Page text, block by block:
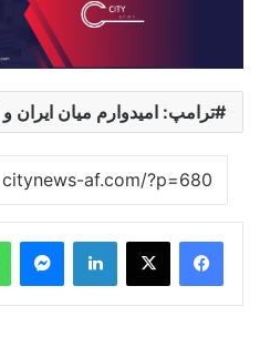
ترامپ: امیدوارم میان ایران
LinkedIn